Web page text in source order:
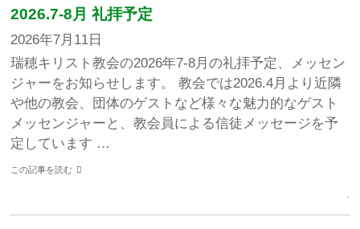
2026.7-8月 礼拝予定
2026年7月11日
瑞穂キリスト教会の2026年7-8月の礼拝予定、メッセン
ジャーをお知らせします。 教会では2026.4月より近隣
や他の教会、団体のゲストなど様々な魅力的なゲスト
メッセンジャーと、教会員による信徒メッセージを予
定しています …
この記事を読む